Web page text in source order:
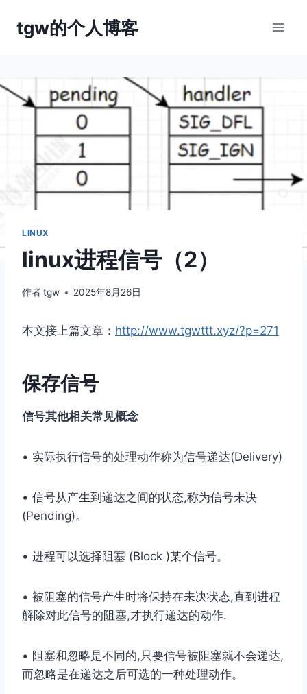
tgw的个人博客
LINUX
linux进程信号（2）
作者tgw 2025年8月26日
本文接上篇文章： http://www.tgwttt.xyz/?p=271
保存信号
信号其他相关常⻅概念
• 实际执⾏信号的处理动作称为信号递达(Delivery)
• 信号从产⽣到递达之间的状态,称为信号未决
(Pending)。
• 进程可以选择阻塞 (Block )某个信号。
• 被阻塞的信号产⽣时将保持在未决状态,直到进程
解除对此信号的阻塞,才执⾏递达的动作.
• 阻塞和忽略是不同的,只要信号被阻塞就不会递达,
⽽忽略是在递达之后可选的⼀种处理动作。